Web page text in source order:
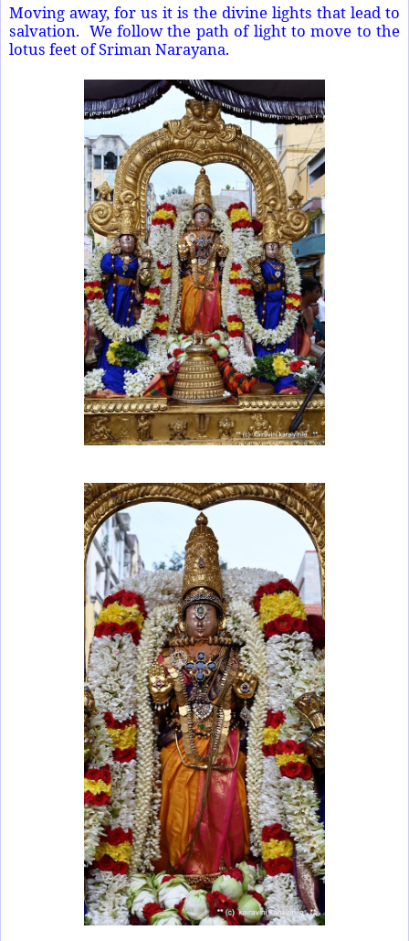
Moving away, for us it is the divine lights that lead to
salvation. We follow the path of light to move to the
lotus feet of Sriman Narayana.